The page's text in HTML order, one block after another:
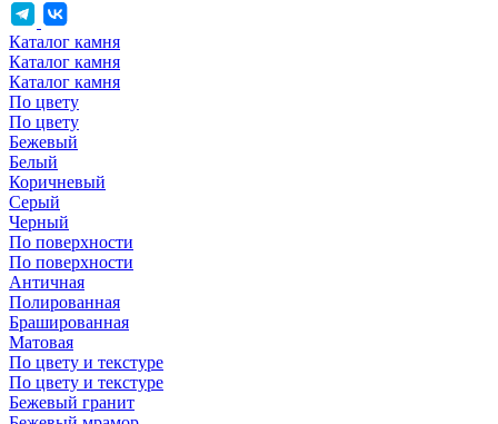
Каталог камня
Каталог камня
Каталог камня
По цвету
По цвету
Бежевый
Белый
Коричневый
Серый
Черный
По поверхности
По поверхности
Античная
Полированная
Брашированная
Матовая
По цвету и текстуре
По цвету и текстуре
Бежевый гранит